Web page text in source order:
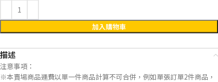
加入購物車
描述
注意事項：
※本賣場商品運費以單一件商品計算不可合併，例如單張訂單2件商品，